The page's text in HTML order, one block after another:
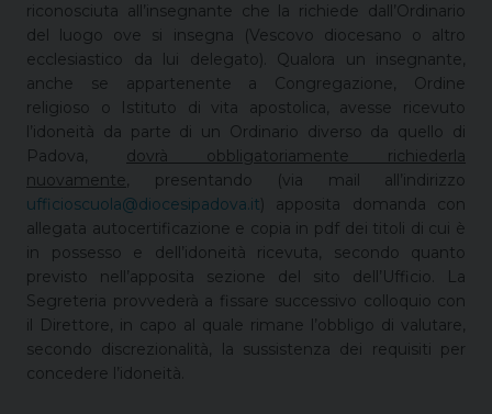
riconosciuta all’insegnante che la richiede dall’Ordinario
del luogo ove si insegna (Vescovo diocesano o altro
ecclesiastico da lui delegato). Qualora un insegnante,
anche se appartenente a Congregazione, Ordine
religioso o Istituto di vita apostolica, avesse ricevuto
l’idoneità da parte di un Ordinario diverso da quello di
Padova, dovrà obbligatoriamente richiederla
nuovamente, presentando (via mail all’indirizzo
ufficioscuola@diocesipadova.it) apposita domanda con
allegata autocertificazione e copia in pdf dei titoli di cui è
in possesso e dell’idoneità ricevuta, secondo quanto
previsto nell’apposita sezione del sito dell’Ufficio. La
Segreteria provvederà a fissare successivo colloquio con
il Direttore, in capo al quale rimane l’obbligo di valutare,
secondo discrezionalità, la sussistenza dei requisiti per
concedere l’idoneità.